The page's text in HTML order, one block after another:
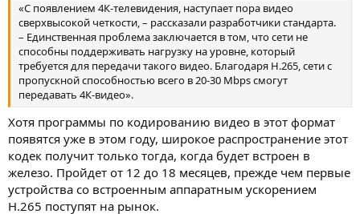
«С появлением 4К-телевидения, наступает пора видео
сверхвысокой четкости, – рассказали разработчики стандарта.
– Единственная проблема заключается в том, что сети не
способны поддерживать нагрузку на уровне, который
требуется для передачи такого видео. Благодаря H.265, сети с
пропускной способностью всего в 20-30 Mbps смогут
передавать 4К-видео».
Хотя программы по кодированию видео в этот формат
появятся уже в этом году, широкое распространение этот
кодек получит только тогда, когда будет встроен в
железо. Пройдет от 12 до 18 месяцев, прежде чем первые
устройства со встроенным аппаратным ускорением
H.265 поступят на рынок.